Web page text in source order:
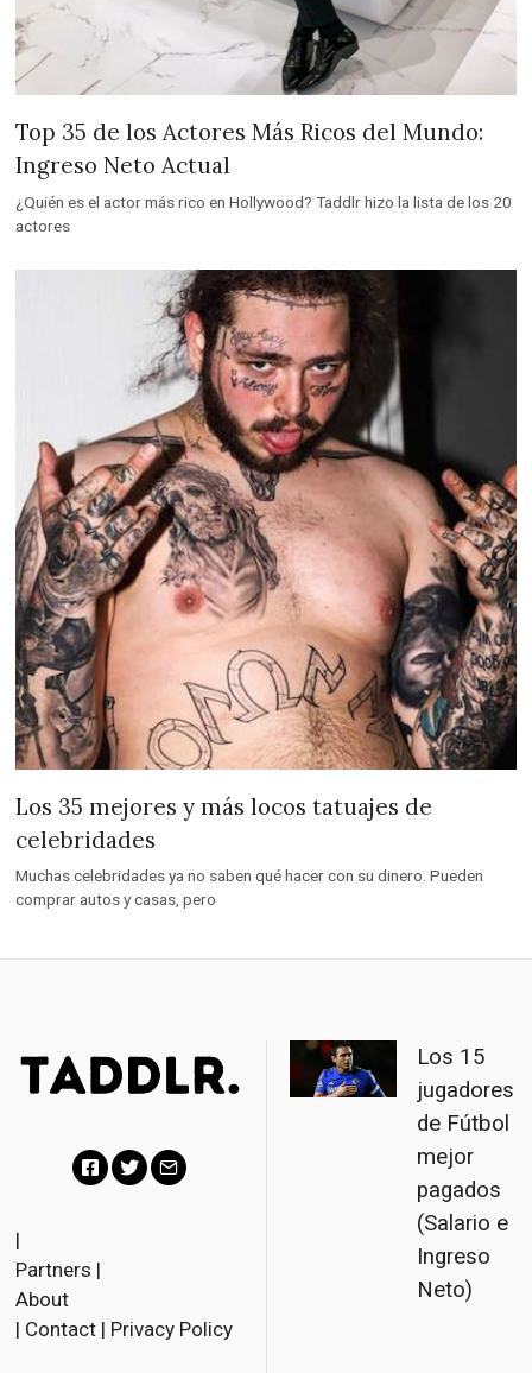
Top 35 de los Actores Más Ricos del Mundo:
Ingreso Neto Actual
¿Quién es el actor más rico en Hollywood? Taddlr hizo la lista de los 20
actores
Los 35 mejores y más locos tatuajes de
celebridades
Muchas celebridades ya no saben qué hacer con su dinero. Pueden
comprar autos y casas, pero
c
l
|
Partners |
About
| Contact | Privacy Policy
Los 15
jugadores
de Fútbol
mejor
pagados
(Salario e
Ingreso
Neto)